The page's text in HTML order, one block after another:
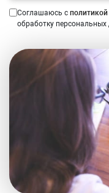
Соглашаюсь с
обработку